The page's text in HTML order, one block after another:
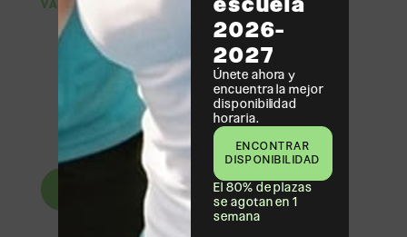
VACACIONES ESCOLARES
Campus de tenis y pádel
en Barcelona
Programas deportivos para niños y jóvenes durante
vacaciones escolares, combinando aprendizaje,
deporte y diversión en un entorno seguro al aire libre.
2026-
2027
Únete ahora y
encuentra la mejor
disponibilidad
horaria.
ENCONTRAR
DISPONIBILIDAD
El 80% de plazas
se agotan en 1
semana